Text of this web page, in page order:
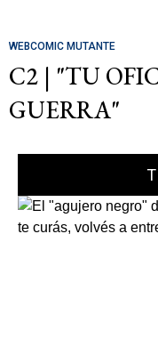
WEBCOMIC MUTANTE
C2 | "TU
GUERRA"